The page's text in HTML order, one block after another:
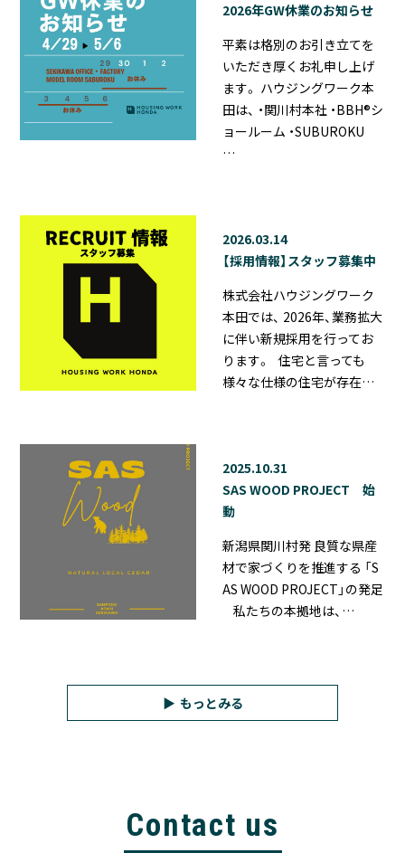
2026年GW休業のお知らせ
平素は格別のお引き立てを
いただき厚くお礼申し上げ
ます。 ハウジングワーク本
田は、 ・関川村本社 ・BBH®シ
ョールーム ・SUBUROKU
…
2026.03.14
【採用情報】スタッフ募集中
株式会社ハウジングワーク
本田では、 2026年、業務拡大
に伴い新規採用を行ってお
ります。 住宅と言っても
様々な仕様の住宅が存在…
2025.10.31
SAS WOOD PROJECT 始
動
新潟県関川村発 良質な県産
材で家づくりを推進する 「S
AS WOOD PROJECT」の発足
私たちの本拠地は、…
もっとみる
Contact us